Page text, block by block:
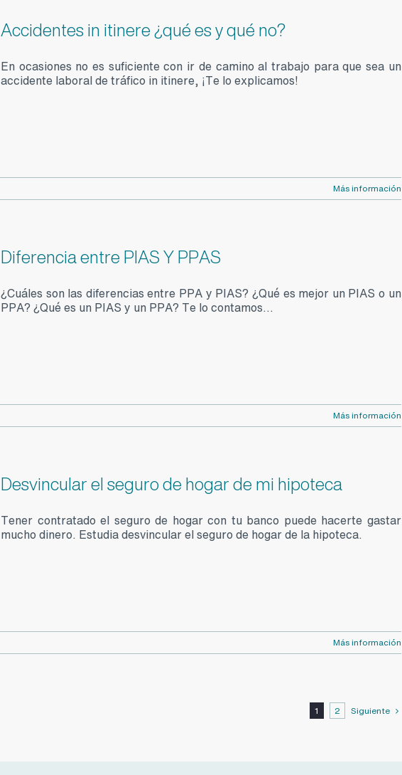
Accidentes in itinere ¿qué es y qué no?
En ocasiones no es suficiente con ir de camino al trabajo para que sea un
accidente laboral de tráfico in itinere, ¡Te lo explicamos!
Más información
Diferencia entre PIAS Y PPAS
¿Cuáles son las diferencias entre PPA y PIAS? ¿Qué es mejor un PIAS o un
PPA? ¿Qué es un PIAS y un PPA? Te lo contamos...
Más información
Desvincular el seguro de hogar de mi hipoteca
Tener contratado el seguro de hogar con tu banco puede hacerte gastar
mucho dinero. Estudia desvincular el seguro de hogar de la hipoteca.
Más información
1 2 Siguiente